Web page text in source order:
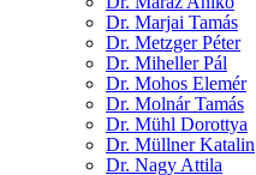
Dr. Marjai Tamás
Dr. Metzger Péter
Dr. Miheller Pál
Dr. Mohos Elemér
Dr. Molnár Tamás
Dr. Mühl Dorottya
Dr. Müllner Katalin
Dr. Nagy Attila